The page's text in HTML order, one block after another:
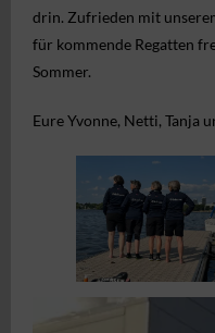
drin. Zufrieden mit
für kommende Regatten
Sommer.
Eure Yvonne, Netti, Tanja